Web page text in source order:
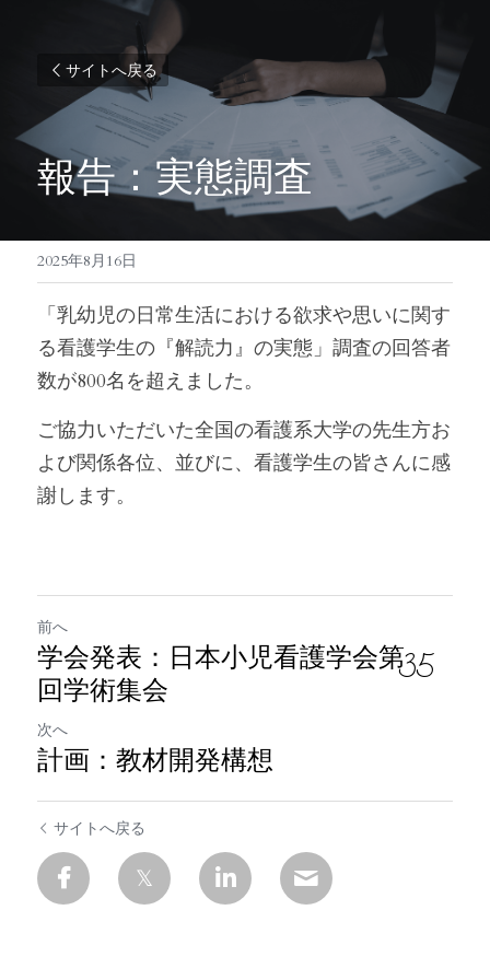
サイトへ戻る
報告：実態調査
2025年8月16日
「乳幼児の日常生活における欲求や思いに関す
る看護学生の『解読力』の実態」調査の回答者
数が800名を超えました。
ご協力いただいた全国の看護系大学の先生方お
よび関係各位、並びに、看護学生の皆さんに感
謝します。
前へ
学会発表：日本小児看護学会第35
回学術集会
次へ
計画：教材開発構想
サイトへ戻る